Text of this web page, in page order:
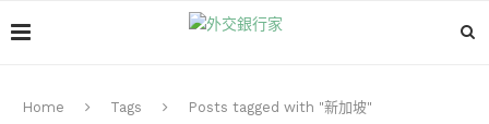
Home Tags Posts tagged with "新加坡"